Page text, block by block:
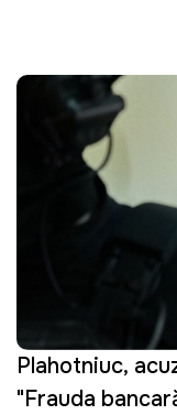
Plahotniuc,
"Frauda